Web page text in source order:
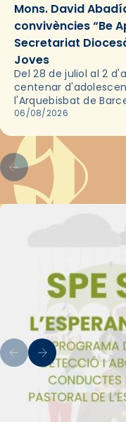
Mons. David
convivències “Be
Secretariat
Joves
Del 28 de juliol al 2
centenar
l'Arquebisbat de
les convivències Be
06/08/2026